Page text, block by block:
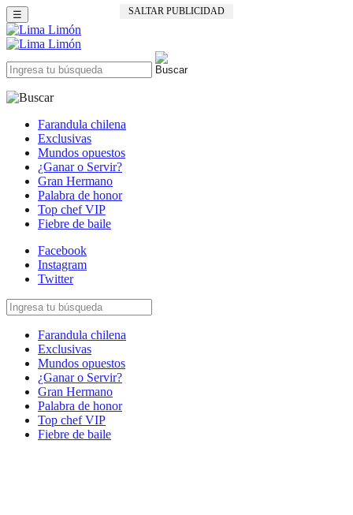
SALTAR PUBLICIDAD
☰
Farandula chilena
Exclusivas
Mundos opuestos
¿Ganar o Servir?
Gran Hermano
Palabra de honor
Top chef VIP
Fiebre de baile
Facebook
Instagram
Twitter
Farandula chilena
Exclusivas
Mundos opuestos
¿Ganar o Servir?
Gran Hermano
Palabra de honor
Top chef VIP
Fiebre de baile